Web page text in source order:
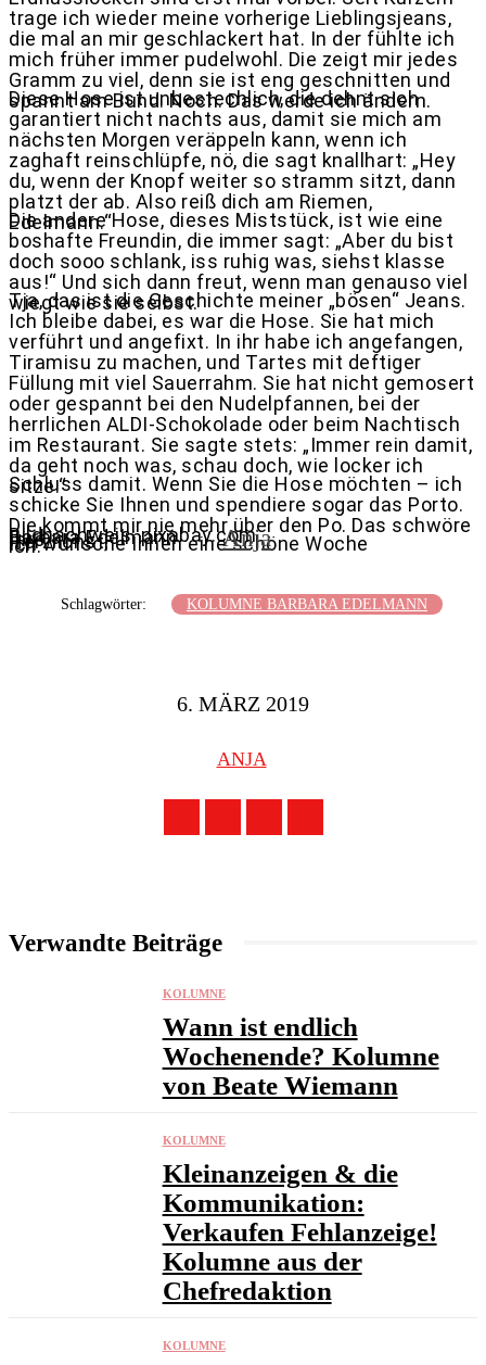
trage ich wieder meine vorherige Lieblingsjeans,
die mal an mir geschlackert hat. In der fühlte ich
mich früher immer pudelwohl. Die zeigt mir jedes
Gramm zu viel, denn sie ist eng geschnitten und
spannt am Bund. Noch. Das werde ich ändern.
Diese Hose ist unbestechlich, die dehnt sich
garantiert nicht nachts aus, damit sie mich am
nächsten Morgen veräppeln kann, wenn ich
zaghaft reinschlüpfe, nö, die sagt knallhart: „Hey
du, wenn der Knopf weiter so stramm sitzt, dann
platzt der ab. Also reiß dich am Riemen,
Edelmann.“
Die andere Hose, dieses Miststück, ist wie eine
boshafte Freundin, die immer sagt: „Aber du bist
doch sooo schlank, iss ruhig was, siehst klasse
aus!“ Und sich dann freut, wenn man genauso viel
wiegt wie sie selbst.
Tja, das ist die Geschichte meiner „bösen“ Jeans.
Ich bleibe dabei, es war die Hose. Sie hat mich
verführt und angefixt. In ihr habe ich angefangen,
Tiramisu zu machen, und Tartes mit deftiger
Füllung mit viel Sauerrahm. Sie hat nicht gemosert
oder gespannt bei den Nudelpfannen, bei der
herrlichen ALDI-Schokolade oder beim Nachtisch
im Restaurant. Sie sagte stets: „Immer rein damit,
da geht noch was, schau doch, wie locker ich
sitze.“
Schluss damit. Wenn Sie die Hose möchten – ich
schicke Sie Ihnen und spendiere sogar das Porto.
Die kommt mir nie mehr über den Po. Das schwöre
ich.
Ich wünsche Ihnen eine schöne Woche
Herzlichst,
Ihre
Barbara Edelmann
Bildnachweis: pixabay.com
Anja
Schlagwörter: KOLUMNE BARBARA EDELMANN
6. MÄRZ 2019
ANJA
Verwandte Beiträge
KOLUMNE
Wann ist endlich
Wochenende? Kolumne
von Beate Wiemann
KOLUMNE
Kleinanzeigen & die
Kommunikation:
Verkaufen Fehlanzeige!
Kolumne aus der
Chefredaktion
KOLUMNE